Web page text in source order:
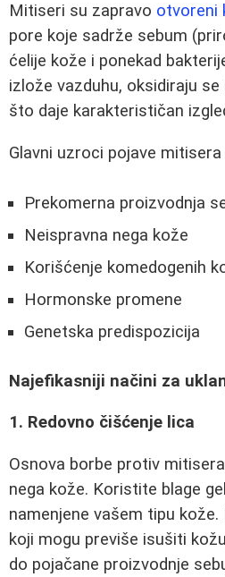
Mitiseri su zapravo otvoreni
pore koje sadrže sebum
ćelije kože i ponekad
izlože vazduhu, oksidiraju
što daje karakterističan
Glavni uzroci pojave mitisera
Prekomerna proizvodnja
Neispravna negа kože
Korišćenje komedogenih
Hormonske promene
Genetska predispozicija
Najefikasniji načini za
1. Redovno čišćenje lica
Osnova borbe protiv
negа kože. Koristite blage
namenjene vašem tipu
koji mogu previše isušiti
do pojačane proizvodnje